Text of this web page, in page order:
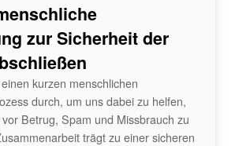
zur Sicherheit der
kurzen menschlichen
durch, um uns dabei zu helfen,
Betrug, Spam und Missbrauch zu
trägt zu einer sicheren